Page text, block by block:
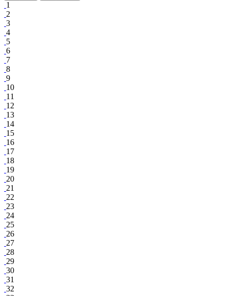
1
2
3
4
5
6
7
8
9
10
11
12
13
14
15
16
17
18
19
20
21
22
23
24
25
26
27
28
29
30
31
32